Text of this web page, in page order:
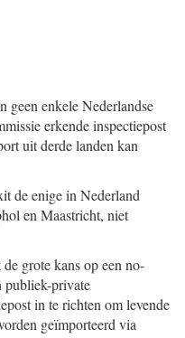
geen enkele Nederlandse
erkende inspectiepost
uit derde landen kan
de enige in Nederland
en Maastricht, niet
grote kans op een no-
publiek-private
in te richten om levende
geïmporteerd via